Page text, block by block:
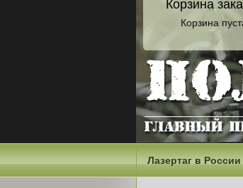
Корзина
Корзина
Лазертаг в России